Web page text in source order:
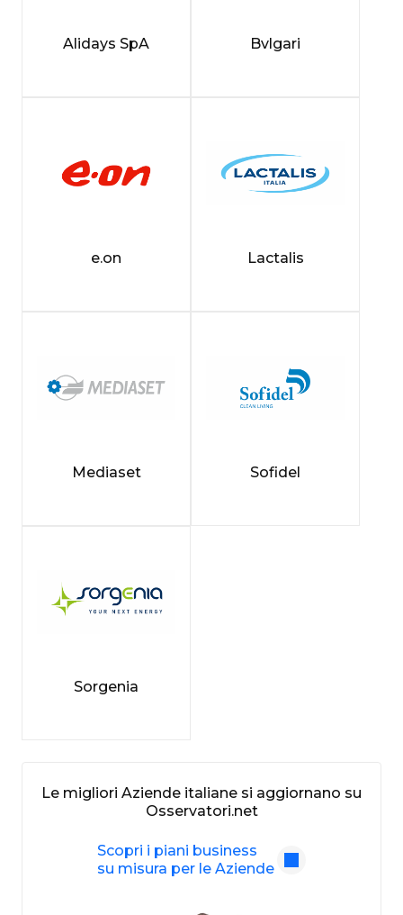
Le migliori Aziende italiane si aggiornano su
Osservatori.net
Scopri i piani business
su misura per le Aziende
Alidays SpA Bvlgari
e.on Lactalis
Mediaset Sofidel
Sorgenia